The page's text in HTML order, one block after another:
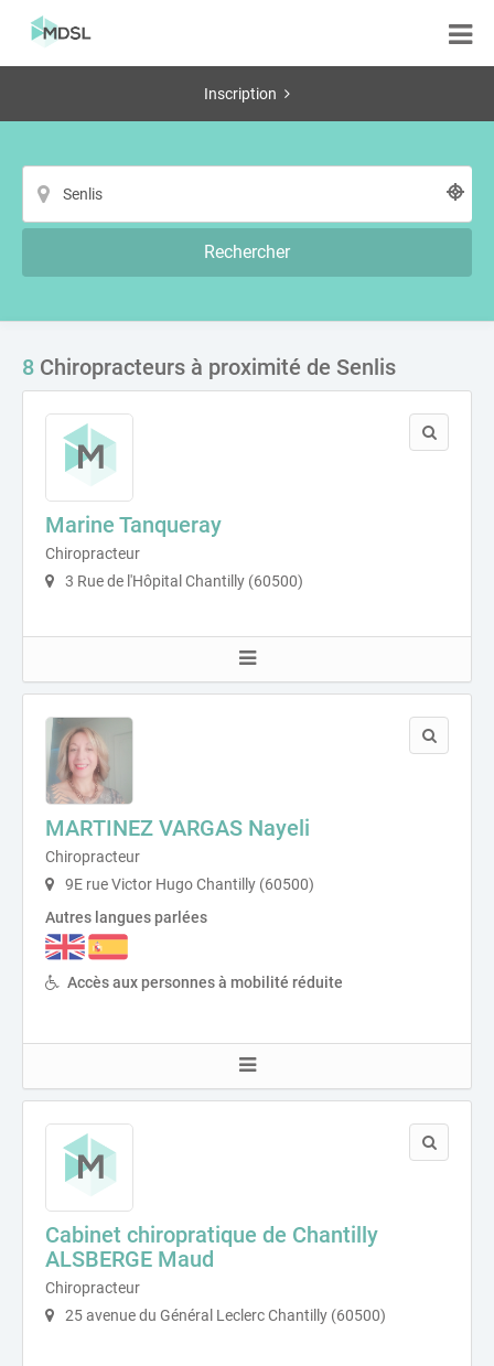
Inscription
Rechercher
8 Chiropracteurs à proximité de Senlis
Marine Tanqueray
Chiropracteur
3 Rue de l'Hôpital Chantilly (60500)
MARTINEZ VARGAS Nayeli
Chiropracteur
9E rue Victor Hugo Chantilly (60500)
Autres langues parlées
Accès aux personnes à mobilité réduite
Cabinet chiropratique de Chantilly
ALSBERGE Maud
Chiropracteur
25 avenue du Général Leclerc Chantilly (60500)